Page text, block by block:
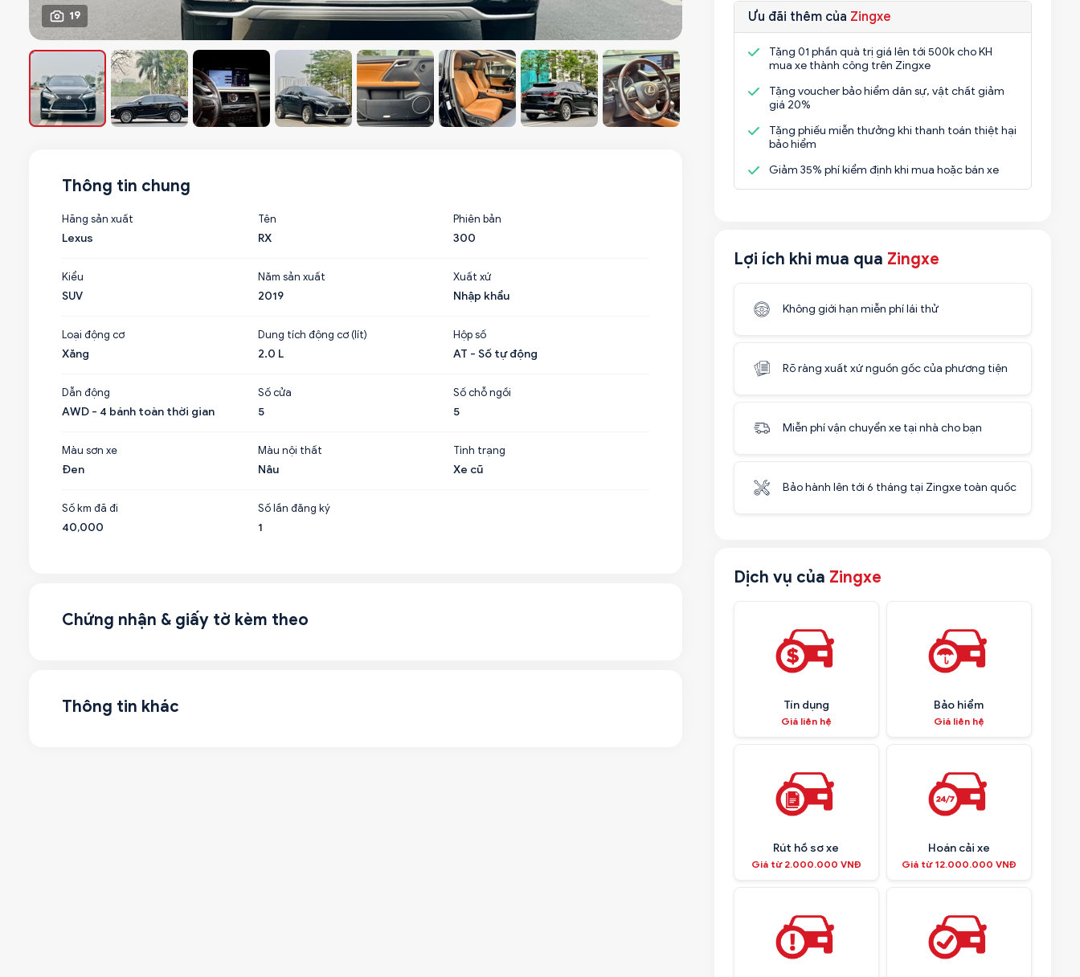
19 Ưu đãi thêm của Zingxe
Tặng 01 phần quà trị giá lên tới 500k cho KH
mua xe thành công trên Zingxe
Tặng voucher bảo hiểm dân sự, vật chất giảm
giá 20%
Tặng phiếu miễn thưởng khi thanh toán thiệt hại
bảo hiểm
Giảm 35% phí kiểm định khi mua hoặc bán xe
Lợi ích khi mua qua Zingxe
Không giới hạn miễn phí lái thử
Rõ ràng xuất xứ nguồn gốc của phương tiện
Miễn phí vận chuyển xe tại nhà cho bạn
Bảo hành lên tới 6 tháng tại Zingxe toàn quốc
Dịch vụ của Zingxe
Tín dụng
Giá liên hệ
Bảo hiểm
Giá liên hệ
Rút hồ sơ xe
Giá từ 2.000.000 VNĐ
Hoán cải xe
Giá từ 12.000.000 VNĐ
Thông tin chung
Hãng sản xuất
Lexus
Tên
RX
Phiên bản
300
Kiểu
SUV
Năm sản xuất
2019
Xuất xứ
Nhập khẩu
Loại động cơ
Xăng
Dung tích động cơ (lít)
2.0 L
Hộp số
AT - Số tự động
Dẫn động
AWD - 4 bánh toàn thời gian
Số cửa
5
Số chỗ ngồi
5
Màu sơn xe
Đen
Màu nội thất
Nâu
Tình trạng
Xe cũ
Số km đã đi
40,000
Số lần đăng ký
1
Chứng nhận & giấy tờ kèm theo
Thông tin khác